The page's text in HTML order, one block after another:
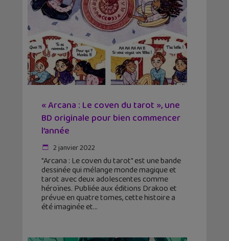
« Arcana : Le coven du tarot », une
BD originale pour bien commencer
l’année
2 janvier 2022
"Arcana : Le coven du tarot" est une bande
dessinée qui mélange monde magique et
tarot avec deux adolescentes comme
héroïnes. Publiée aux éditions Drakoo et
prévue en quatre tomes, cette histoire a
été imaginée et